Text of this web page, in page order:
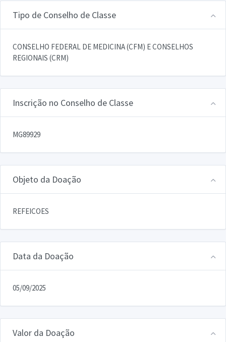
Tipo de Conselho de Classe
CONSELHO FEDERAL DE MEDICINA (CFM) E CONSELHOS
REGIONAIS (CRM)
Inscrição no Conselho de Classe
MG89929
Objeto da Doação
REFEICOES
Data da Doação
05/09/2025
Valor da Doação